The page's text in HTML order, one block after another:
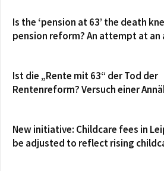
Is the ‘pension at 63’ the death
pension reform? An attempt at an
Ist die „Rente mit 63“ der Tod der
Rentenreform? Versuch einer
New initiative: Childcare fees in
be adjusted to reflect rising